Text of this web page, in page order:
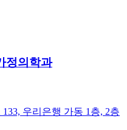
정의학과
우리은행 가동 1층, 2층